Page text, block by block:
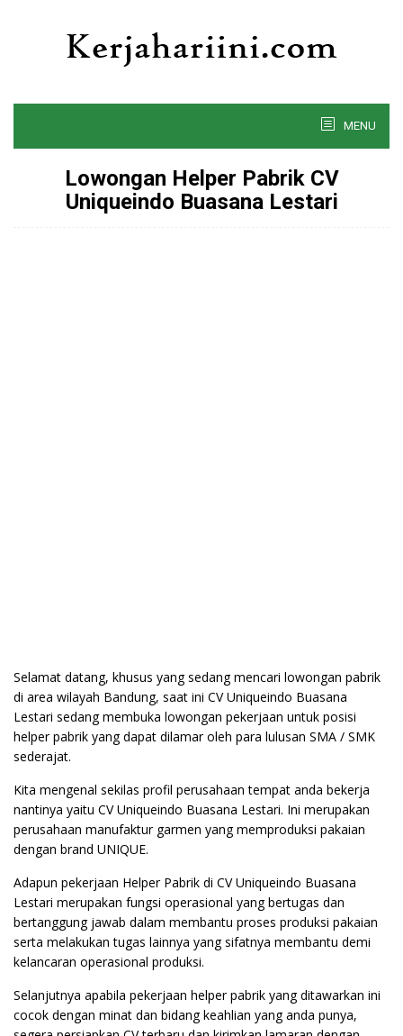
MENU
Lowongan Helper Pabrik CV
Uniqueindo Buasana Lestari
Selamat datang, khusus yang sedang mencari lowongan pabrik
di area wilayah Bandung, saat ini CV Uniqueindo Buasana
Lestari sedang membuka lowongan pekerjaan untuk posisi
helper pabrik yang dapat dilamar oleh para lulusan SMA / SMK
sederajat.
Kita mengenal sekilas profil perusahaan tempat anda bekerja
nantinya yaitu CV Uniqueindo Buasana Lestari. Ini merupakan
perusahaan manufaktur garmen yang memproduksi pakaian
dengan brand UNIQUE.
Adapun pekerjaan Helper Pabrik di CV Uniqueindo Buasana
Lestari merupakan fungsi operasional yang bertugas dan
bertanggung jawab dalam membantu proses produksi pakaian
serta melakukan tugas lainnya yang sifatnya membantu demi
kelancaran operasional produksi.
Selanjutnya apabila pekerjaan helper pabrik yang ditawarkan ini
cocok dengan minat dan bidang keahlian yang anda punya,